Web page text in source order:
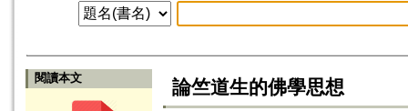
閱讀本文 論竺道生的佛學思想